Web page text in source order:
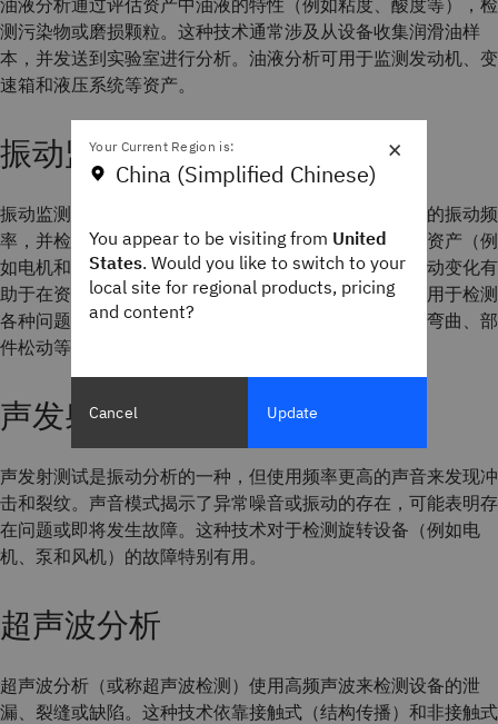
油液分析通过评估资产中油液的特性（例如粘度、酸度等），检
测污染物或磨损颗粒。这种技术通常涉及从设备收集润滑油样
本，并发送到实验室进行分析。油液分析可用于监测发动机、变
速箱和液压系统等资产。
振动监测
振动监测（或称振动分析）使用振动传感器，测量资产的振动频
率，并检测可能表明存在问题的异常情况。例如，旋转资产（例
如电机和泵）老化后振动往往更剧烈、更响。测量其振动变化有
助于在资产发生故障之前识别磨损和损坏。振动数据可用于检测
各种问题，包括未对准、不平衡、轴承磨损或故障、轴弯曲、部
件松动等故障。
声发射测试
声发射测试是振动分析的一种，但使用频率更高的声音来发现冲
击和裂纹。声音模式揭示了异常噪音或振动的存在，可能表明存
在问题或即将发生故障。这种技术对于检测旋转设备（例如电
机、泵和风机）的故障特别有用。
超声波分析
超声波分析（或称超声波检测）使用高频声波来检测设备的泄
漏、裂缝或缺陷。这种技术依靠接触式（结构传播）和非接触式
×
Your Current Region is:
China (Simplified Chinese)
You appear to be visiting from United
States. Would you like to switch to your
local site for regional products, pricing
and content?
Cancel Update